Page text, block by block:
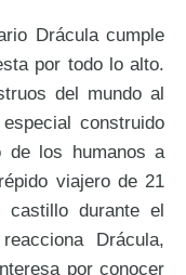
Drácula cumple
por todo lo alto.
del mundo al
construido
de los humanos a
viajero de 21
durante el
Drácula,
por conocer